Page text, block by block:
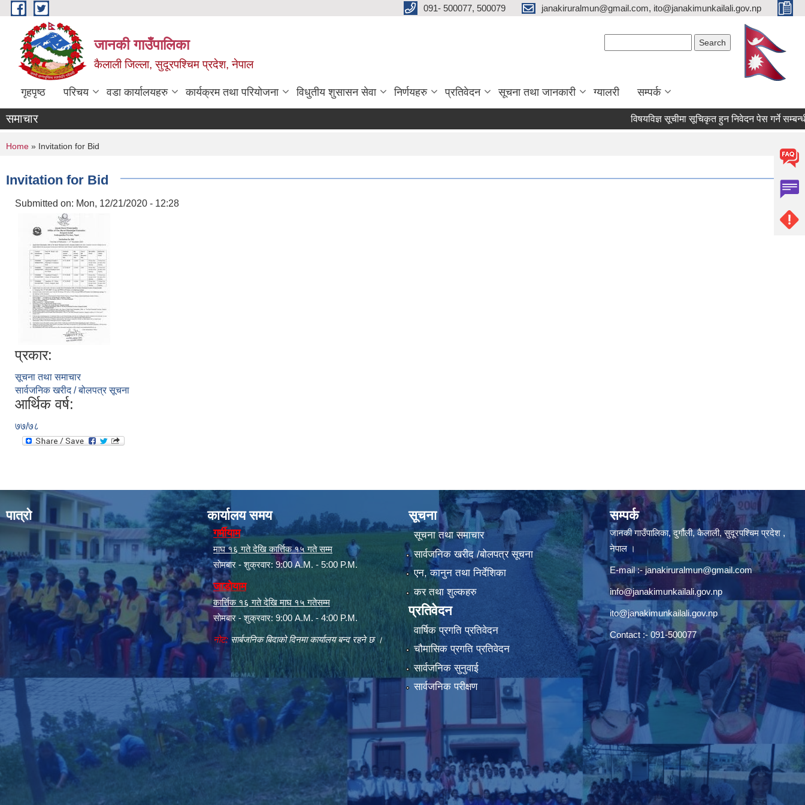
Skip to main content 091- 500077, 500079 janakiruralmun@gmail.com, ito@janakimunkailali.gov.np
जानकी गाउँपालिका
कैलाली जिल्ला, सुदूरपश्चिम प्रदेश, नेपाल
गृहपृष्ठ परिचय वडा कार्यालयहरु कार्यक्रम तथा परियोजना विधुतीय शुसासन सेवा निर्णयहरु प्रतिवेदन सूचना तथा जानकारी ग्यालरी सम्पर्क
समाचार विषयविज्ञ सूचीमा सूचिकृत हुन निवेदन पेस गर्ने सम्बन्धी
You are here
Home » Invitation for Bid
Invitation for Bid
Submitted on: Mon, 12/21/2020 - 12:28
प्रकार:
सूचना तथा समाचार
सार्वजनिक खरीद / बोलपत्र सूचना
आर्थिक वर्ष:
७७/७८
पात्रो कार्यालय समय
गर्मीयाम
माघ १६ गते देखि कार्त्तिक १५ गते सम्म
सोमबार - शुक्रवार: 9:00 A.M. - 5:00 P.M.
जाडोयाम
कार्त्तिक १६ गते देखि माघ १५ गतेसम्म
सोमबार - शुक्रवार: 9:00 A.M. - 4:00 P.M.
नोट: सार्बजनिक बिदाको दिनमा कार्यालय बन्द रहने छ ।
सूचना
सूचना तथा समाचार
सार्वजनिक खरीद /बोलपत्र सूचना
एन, कानुन तथा निर्देशिका
कर तथा शुल्कहरु
प्रतिवेदन
वार्षिक प्रगति प्रतिवेदन
चौमासिक प्रगति प्रतिवेदन
सार्वजनिक सुनुवाई
सार्वजनिक परीक्षण
सम्पर्क
जानकी गाउँपालिका, दुर्गौली, कैलाली, सुदूरपश्चिम प्रदेश ,
नेपाल ।
E-mail :-janakiruralmun@gmail.com
info@janakimunkailali.gov.np
ito@janakimunkailali.gov.np
Contact :- 091-500077